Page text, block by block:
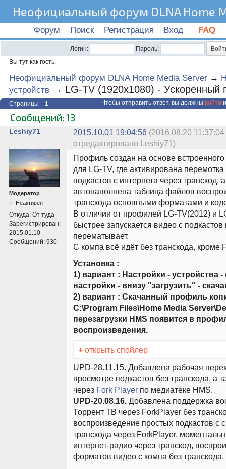
Неофициальный форум DLNA Home
Форум Поиск Регистрация Вход FAQ
Логин:
Пароль:
Вы тут как гость.
Неофициальный форум DLNA Home Media Server →
устройств → LG-TV (1920х1080) - Ускоренный
Страницы 1 Чтобы отправить ответ, вы должны войти
Сообщений: 13
Leshiy71 2015.10.01 19:04:56 (2016.08.20 11:37:04
отредактировано Leshiy71)
Модератор
Неактивен
Откуда: От туда
Зарегистрирован:
2015.01.10
Сообщений: 930
Профиль создан на основе
для LG-TV, где активирована
подкастов с интернета через транскод,
автонаполнена таблица файлов
транскода основными форматами и
В отличии от профилей LG-TV(2012) и
быстрее запускается видео с
перематывает.
С компа всё идёт без транскода, кроме
Установка :
1) вариант : Настройки - устройства
настройки - внизу "загрузить" -
2) вариант : Скачанный профиль
C:\Program Files\Home Media
перезагрузки HMS появится в
воспроизведения.
+ открыть спойлер
UPD-28.11.15. Добавлена рабочая
просмотре подкастов без транскода, а
через Fork Player по медиатеке HMS.
UPD-20.08.16. Добавлена поддержка
Торрент ТВ через ForkPlayer без
воспроизведение простых подкастов с
транскода через ForkPlayer,
интернет-радио через транскод,
форматов видео с компа без транскода.